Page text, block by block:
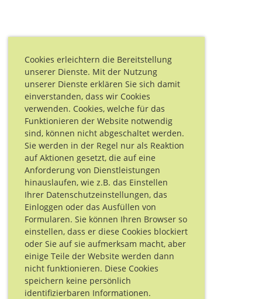
Cookies erleichtern die Bereitstellung
unserer Dienste. Mit der Nutzung
unserer Dienste erklären Sie sich damit
einverstanden, dass wir Cookies
verwenden. Cookies, welche für das
Funktionieren der Website notwendig
sind, können nicht abgeschaltet werden.
Sie werden in der Regel nur als Reaktion
auf Aktionen gesetzt, die auf eine
Anforderung von Dienstleistungen
hinauslaufen, wie z.B. das Einstellen
Ihrer Datenschutzeinstellungen, das
Einloggen oder das Ausfüllen von
Formularen. Sie können Ihren Browser so
einstellen, dass er diese Cookies blockiert
oder Sie auf sie aufmerksam macht, aber
einige Teile der Website werden dann
nicht funktionieren. Diese Cookies
speichern keine persönlich
identifizierbaren Informationen.